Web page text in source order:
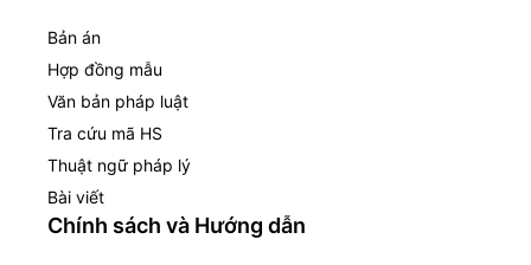
Bản án
Hợp đồng mẫu
Văn bản pháp luật
Tra cứu mã HS
Thuật ngữ pháp lý
Bài viết
Chính sách và Hướng dẫn